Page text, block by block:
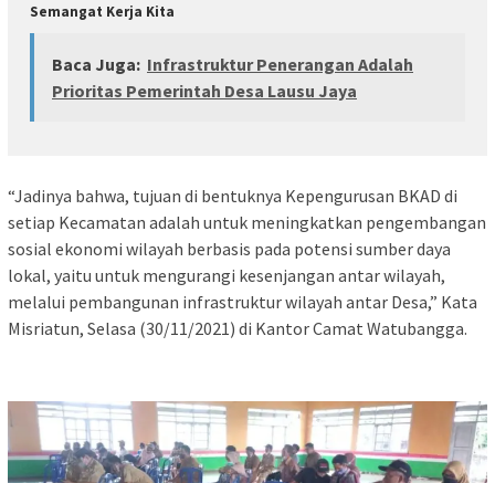
Semangat Kerja Kita
Baca Juga: Infrastruktur Penerangan Adalah
Prioritas Pemerintah Desa Lausu Jaya
“Jadinya bahwa, tujuan di bentuknya Kepengurusan BKAD di
setiap Kecamatan adalah untuk meningkatkan pengembangan
sosial ekonomi wilayah berbasis pada potensi sumber daya
lokal, yaitu untuk mengurangi kesenjangan antar wilayah,
melalui pembangunan infrastruktur wilayah antar Desa,” Kata
Misriatun, Selasa (30/11/2021) di Kantor Camat Watubangga.